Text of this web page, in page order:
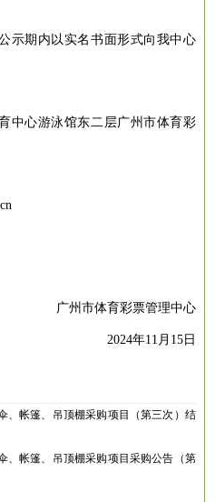
示期内以实名 书面形式向我中心
中心游泳馆东二层广州市体育彩
广州市体育彩票管理中心
2024年11月15日
、帐篷、吊顶棚采购项目（第三次）结
、帐篷、吊顶棚采购项目采购公告（第